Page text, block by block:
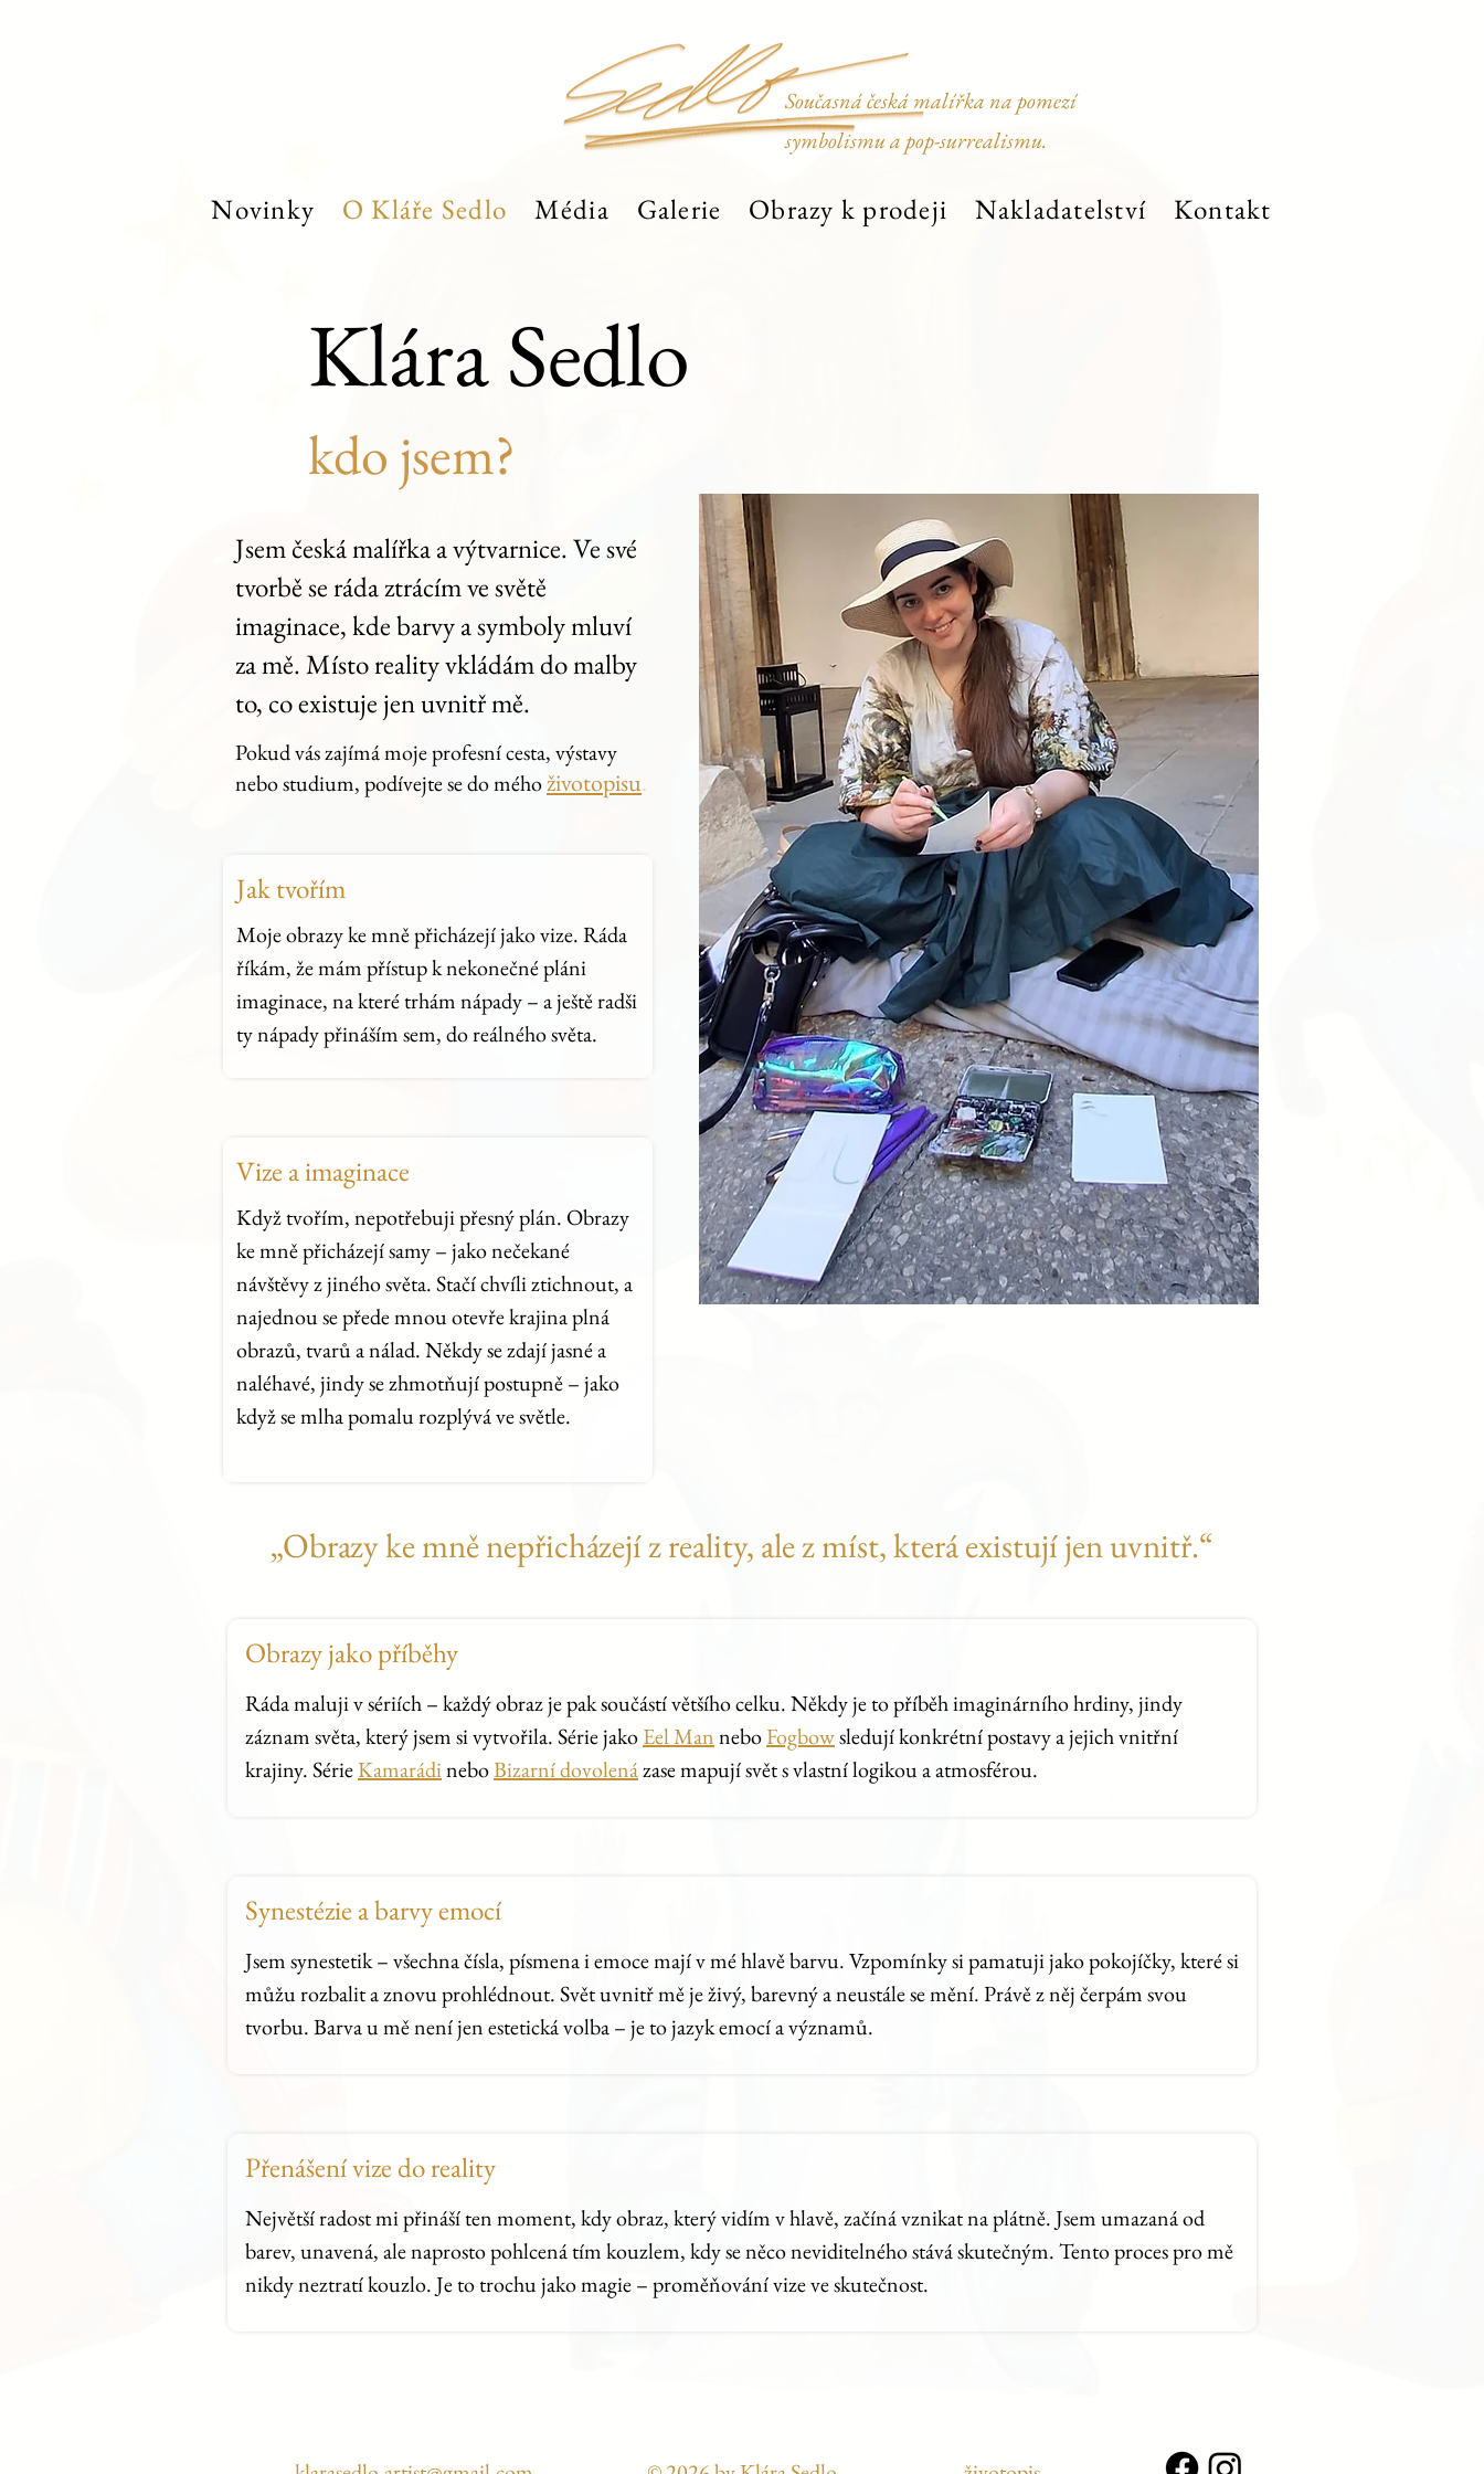
Současná česká malířka na pomezí
symbolismu a pop-surrealismu.
Novinky O Kláře Sedlo Média Galerie Obrazy k prodeji Nakladatelství Kontakt
Klára Sedlo
kdo jsem?
Jsem česká malířka a výtvarnice. Ve své
tvorbě se ráda ztrácím ve světě
imaginace, kde barvy a symboly mluví
za mě. Místo reality vkládám do malby
to, co existuje jen uvnitř mě.
Jak tvořím
Moje obrazy ke mně přicházejí jako vize. Ráda
říkám, že mám přístup k nekonečné pláni
imaginace, na které trhám nápady – a ještě radši
ty nápady přináším sem, do reálného světa.
Vize a imaginace
Když tvořím, nepotřebuji přesný plán. Obrazy
ke mně přicházejí samy – jako nečekané
návštěvy z jiného světa. Stačí chvíli ztichnout, a
najednou se přede mnou otevře krajina plná
obrazů, tvarů a nálad. Někdy se zdají jasné a
naléhavé, jindy se zhmotňují postupně – jako
když se mlha pomalu rozplývá ve světle.
„Obrazy ke mně nepřicházejí z reality, ale z míst, která existují jen uvnitř.“
Obrazy jako příběhy
Ráda maluji v sériích – každý obraz je pak součástí většího celku. Někdy je to příběh imaginárního hrdiny, jindy
záznam světa, který jsem si vytvořila. Série jakoEel ManneboFogbowsledují konkrétní postavy a jejich vnitřní
krajiny. SérieKamarádineboBizarní dovolenázase mapují svět s vlastní logikou a atmosférou.
Synestézie a barvy emocí
Jsem synestetik – všechna čísla, písmena i emoce mají v mé hlavě barvu. Vzpomínky si pamatuji jako pokojíčky, které si
můžu rozbalit a znovu prohlédnout. Svět uvnitř mě je živý, barevný a neustále se mění. Právě z něj čerpám svou
tvorbu. Barva u mě není jen estetická volba – je to jazyk emocí a významů.
Přenášení vize do reality
Největší radost mi přináší ten moment, kdy obraz, který vidím v hlavě, začíná vznikat na plátně. Jsem umazaná od
barev, unavená, ale naprosto pohlcená tím kouzlem, kdy se něco neviditelného stává skutečným. Tento proces pro mě
nikdy neztratí kouzlo. Je to trochu jako magie – proměňování vize ve skutečnost.
Pokud vás zajímá moje profesní cesta, výstavy
nebo studium, podívejte se do méhoživotopisu.